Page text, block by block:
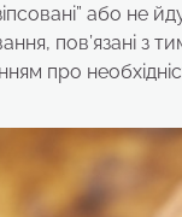
або
пов’язані
про